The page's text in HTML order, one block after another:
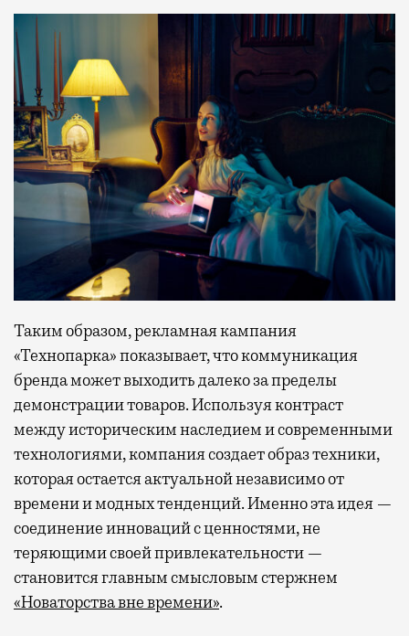
Таким образом, рекламная кампания
«Технопарка» показывает, что коммуникация
бренда может выходить далеко за пределы
демонстрации товаров. Используя контраст
между историческим наследием и современными
технологиями, компания создает образ техники,
которая остается актуальной независимо от
времени и модных тенденций. Именно эта идея —
соединение инноваций с ценностями, не
теряющими своей привлекательности —
становится главным смысловым стержнем
«Новаторства вне времени».